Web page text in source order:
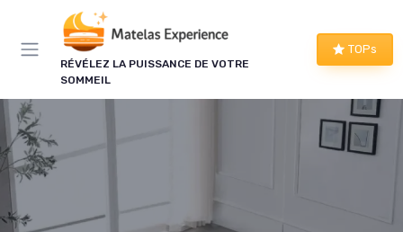
RÉVÉLEZ LA PUISSANCE DE VOTRE
SOMMEIL
TOPs
Panneau de gestion des cookies